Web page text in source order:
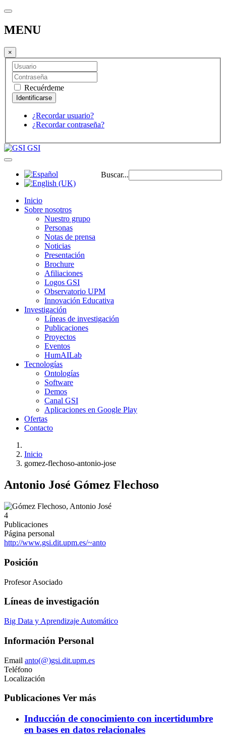
MENU
×
Recuérdeme
¿Recordar usuario?
¿Recordar contraseña?
GSI
Buscar...
Inicio
Sobre nosotros
Nuestro grupo
Personas
Notas de prensa
Noticias
Presentación
Brochure
Afiliaciones
Logos GSI
Observatorio UPM
Innovación Educativa
Investigación
Líneas de investigación
Publicaciones
Proyectos
Eventos
HumAILab
Tecnologías
Ontologías
Software
Demos
Canal GSI
Aplicaciones en Google Play
Ofertas
Contacto
Inicio
gomez-flechoso-antonio-jose
Antonio José Gómez Flechoso
4
Publicaciones
Página personal
http://www.gsi.dit.upm.es/~anto
Posición
Profesor Asociado
Líneas de investigación
Big Data y Aprendizaje Automático
Información Personal
Email anto(@)gsi.dit.upm.es
Teléfono
Localización
Publicaciones Ver más
Inducción de conocimiento con incertidumbre
en bases en datos relacionales